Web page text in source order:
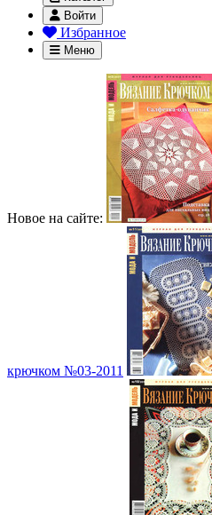
Войти
Избранное
Меню
Новое на сайте:
крючком №03-2011